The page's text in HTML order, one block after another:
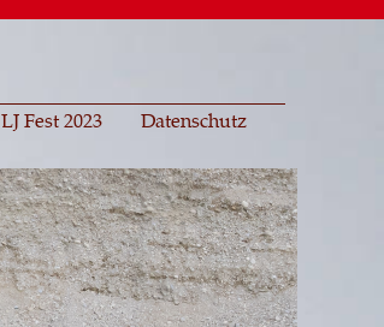
LJ Fest 2023 Datenschutz